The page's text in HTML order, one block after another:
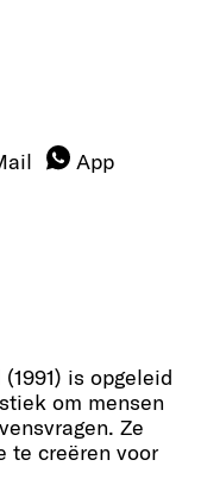
App
is opgeleid
om mensen
Ze
te creëren voor